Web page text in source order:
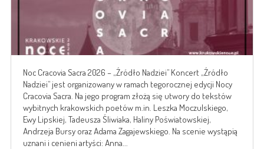
Noc Cracovia Sacra 2026 – „Źródło Nadziei” Koncert „Źródło
Nadziei” jest organizowany w ramach tegorocznej edycji Nocy
Cracovia Sacra. Na jego program złożą się utwory do tekstów
wybitnych krakowskich poetów m.in. Leszka Moczulskiego,
Ewy Lipskiej, Tadeusza Śliwiaka, Haliny Poświatowskiej,
Andrzeja Bursy oraz Adama Zagajewskiego. Na scenie wystąpią
uznani i cenieni artyści: Anna...